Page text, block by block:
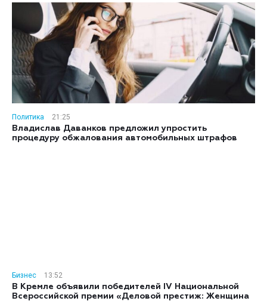
Политика
21:25
Владислав Даванков предложил упростить
процедуру обжалования автомобильных штрафов
Бизнес
13:52
В Кремле объявили победителей IV Национальной
Всероссийской премии «Деловой престиж: Женщина